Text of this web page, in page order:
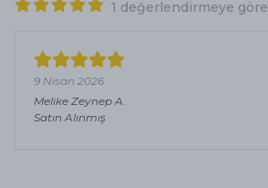
1 değerlendirmeye göre
9 Nisan 2026
Melike Zeynep A.
Satın Alınmış